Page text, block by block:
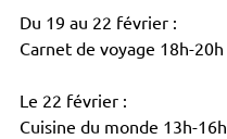
Du 19 au 22 février :
Carnet de voyage 18h-20h
Le 22 février :
Cuisine du monde 13h-16h